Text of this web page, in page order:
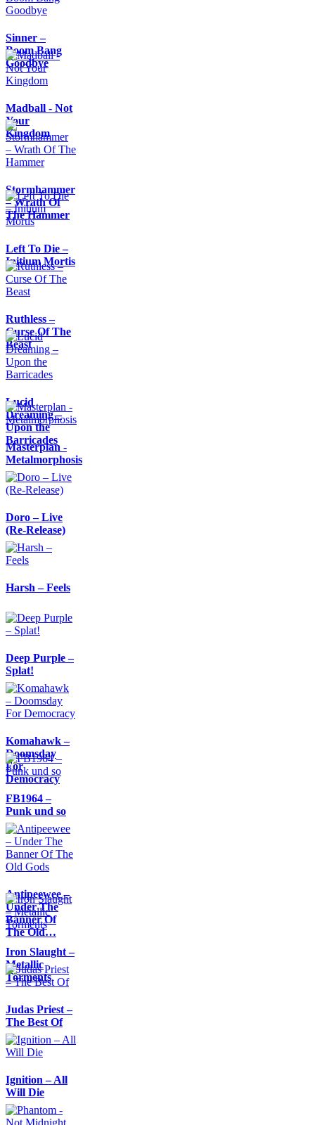
Sinner –
Boom Bang
Goodbye
Madball - Not
Your
Kingdom
Stormhammer
– Wrath Of
The Hammer
Left To Die –
Initium Mortis
Ruthless –
Curse Of The
Beast
Lucid
Dreaming –
Upon the
Barricades
Masterplan -
Metalmorphosis
Doro – Live
(Re-Release)
Harsh – Feels
Deep Purple –
Splat!
Komahawk –
Doomsday
For
Democracy
FB1964 –
Punk und so
Antipeewee –
Under The
Banner Of
The Old…
Iron Slaught –
Metallic
Torments
Judas Priest –
The Best Of
Ignition – All
Will Die